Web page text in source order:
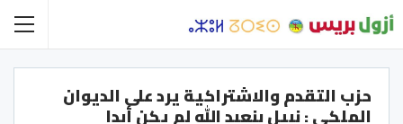
حزب التقدم والاشتراكية يرد على الديوان
الملكي : نبيل بنعبد الله لم يكن أبدا